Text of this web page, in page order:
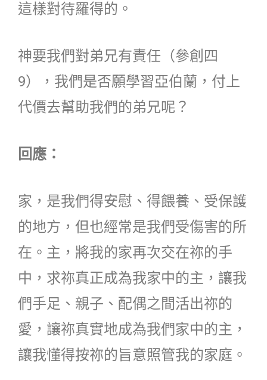
這樣對待羅得的。
神要我們對弟兄有責任（參創四
9），我們是否願學習亞伯蘭，付上
代價去幫助我們的弟兄呢？
回應：
家，是我們得安慰、得餵養、受保護
的地方，但也經常是我們受傷害的所
在。主，將我的家再次交在祢的手
中，求祢真正成為我家中的主，讓我
們手足、親子、配偶之間活出祢的
愛，讓祢真實地成為我們家中的主，
讓我懂得按祢的旨意照管我的家庭。